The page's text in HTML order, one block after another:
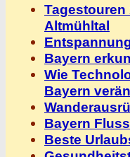
Altmühltal
Bayern
Wie
Bayern
Bayern
Beste